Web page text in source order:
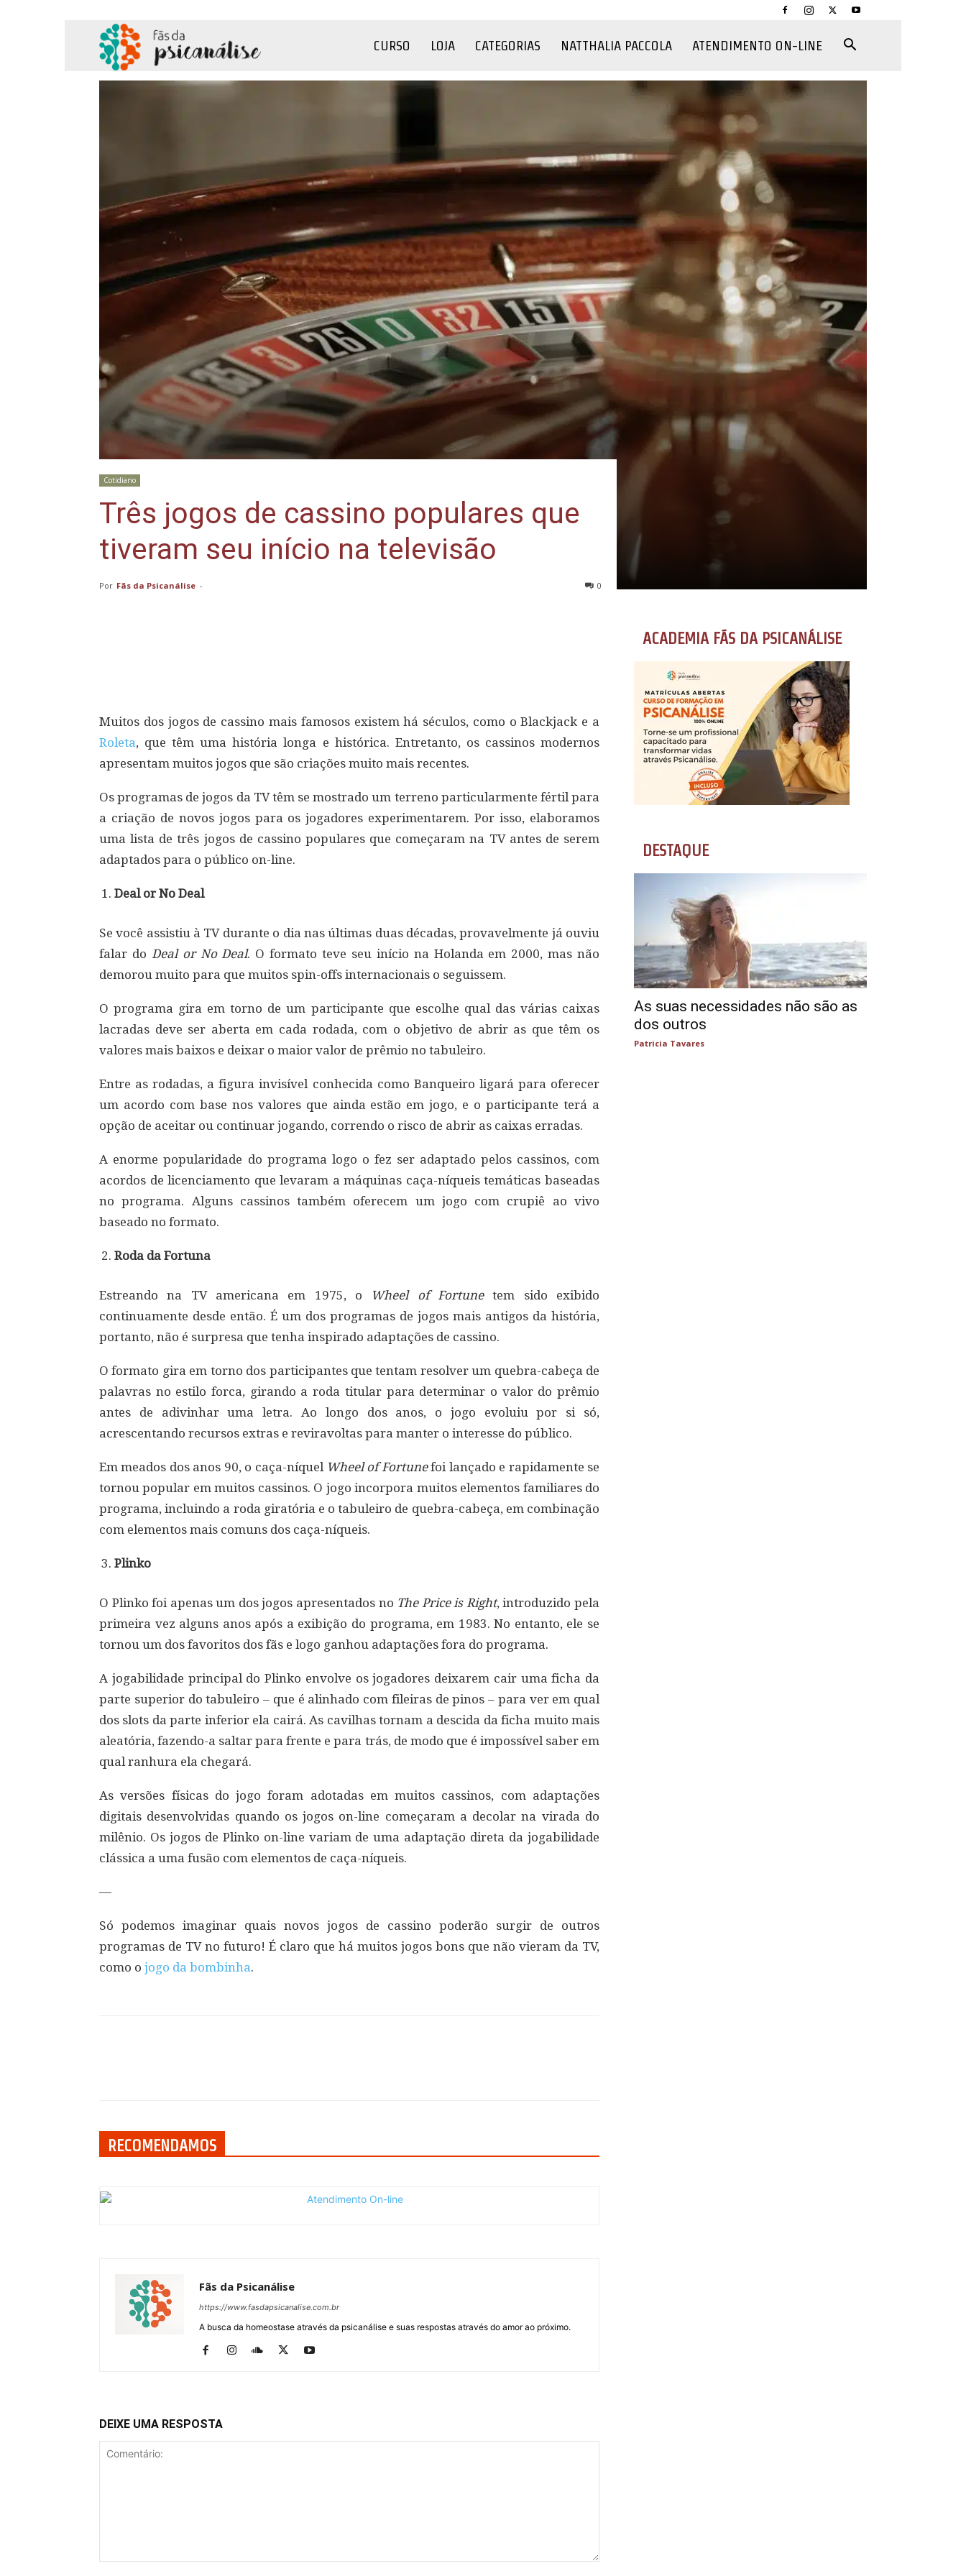
CURSO LOJA CATEGORIAS NATTHALIA PACCOLA ATENDIMENTO ON-LINE
Cotidiano
Três jogos de cassino populares que
tiveram seu início na televisão
Por Fãs da Psicanálise - 0
Muitos dos jogos de cassino mais famosos existem há séculos, como o Blackjack e a
Roleta, que têm uma história longa e histórica. Entretanto, os cassinos modernos
apresentam muitos jogos que são criações muito mais recentes.
Os programas de jogos da TV têm se mostrado um terreno particularmente fértil para
a criação de novos jogos para os jogadores experimentarem. Por isso, elaboramos
uma lista de três jogos de cassino populares que começaram na TV antes de serem
adaptados para o público on-line.
Deal or No Deal
Se você assistiu à TV durante o dia nas últimas duas décadas, provavelmente já ouviu
falar do Deal or No Deal. O formato teve seu início na Holanda em 2000, mas não
demorou muito para que muitos spin-offs internacionais o seguissem.
O programa gira em torno de um participante que escolhe qual das várias caixas
lacradas deve ser aberta em cada rodada, com o objetivo de abrir as que têm os
valores mais baixos e deixar o maior valor de prêmio no tabuleiro.
Entre as rodadas, a figura invisível conhecida como Banqueiro ligará para oferecer
um acordo com base nos valores que ainda estão em jogo, e o participante terá a
opção de aceitar ou continuar jogando, correndo o risco de abrir as caixas erradas.
A enorme popularidade do programa logo o fez ser adaptado pelos cassinos, com
acordos de licenciamento que levaram a máquinas caça-níqueis temáticas baseadas
no programa. Alguns cassinos também oferecem um jogo com crupiê ao vivo
baseado no formato.
Roda da Fortuna
Estreando na TV americana em 1975, o Wheel of Fortunetem sido exibido
continuamente desde então. É um dos programas de jogos mais antigos da história,
portanto, não é surpresa que tenha inspirado adaptações de cassino.
O formato gira em torno dos participantes que tentam resolver um quebra-cabeça de
palavras no estilo forca, girando a roda titular para determinar o valor do prêmio
antes de adivinhar uma letra. Ao longo dos anos, o jogo evoluiu por si só,
acrescentando recursos extras e reviravoltas para manter o interesse do público.
Em meados dos anos 90, o caça-níquel Wheel of Fortunefoi lançado e rapidamente se
tornou popular em muitos cassinos. O jogo incorpora muitos elementos familiares do
programa, incluindo a roda giratória e o tabuleiro de quebra-cabeça, em combinação
com elementos mais comuns dos caça-níqueis.
Plinko
O Plinko foi apenas um dos jogos apresentados no The Price is Right, introduzido pela
primeira vez alguns anos após a exibição do programa, em 1983. No entanto, ele se
tornou um dos favoritos dos fãs e logo ganhou adaptações fora do programa.
A jogabilidade principal do Plinko envolve os jogadores deixarem cair uma ficha da
parte superior do tabuleiro – que é alinhado com fileiras de pinos – para ver em qual
dos slots da parte inferior ela cairá. As cavilhas tornam a descida da ficha muito mais
aleatória, fazendo-a saltar para frente e para trás, de modo que é impossível saber em
qual ranhura ela chegará.
As versões físicas do jogo foram adotadas em muitos cassinos, com adaptações
digitais desenvolvidas quando os jogos on-line começaram a decolar na virada do
milênio. Os jogos de Plinko on-line variam de uma adaptação direta da jogabilidade
clássica a uma fusão com elementos de caça-níqueis.
—
Só podemos imaginar quais novos jogos de cassino poderão surgir de outros
programas de TV no futuro! É claro que há muitos jogos bons que não vieram da TV,
como o jogo da bombinha.
RECOMENDAMOS
Fãs da Psicanálise
https://www.fasdapsicanalise.com.br
A busca da homeostase através da psicanálise e suas respostas através do amor ao próximo.
DEIXE UMA RESPOSTA
ACADEMIA FÃS DA PSICANÁLISE
DESTAQUE
As suas necessidades não são as
dos outros
Patricia Tavares